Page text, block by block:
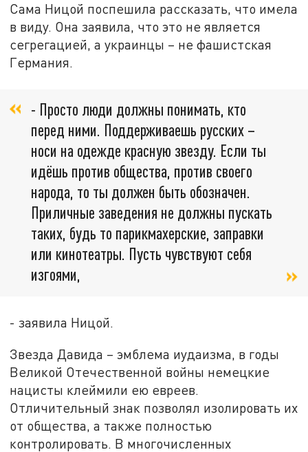
Сама Ницой поспешила рассказать, что имела
в виду. Она заявила, что это не является
сегрегацией, а украинцы – не фашистская
Германия.
- Просто люди должны понимать, кто
перед ними. Поддерживаешь русских –
носи на одежде красную звезду. Если ты
идёшь против общества, против своего
народа, то ты должен быть обозначен.
Приличные заведения не должны пускать
таких, будь то парикмахерские, заправки
или кинотеатры. Пусть чувствуют себя
изгоями,
- заявила Ницой.
Звезда Давида – эмблема иудаизма, в годы
Великой Отечественной войны немецкие
нацисты клеймили ею евреев.
Отличительный знак позволял изолировать их
от общества, а также полностью
контролировать. В многочисленных